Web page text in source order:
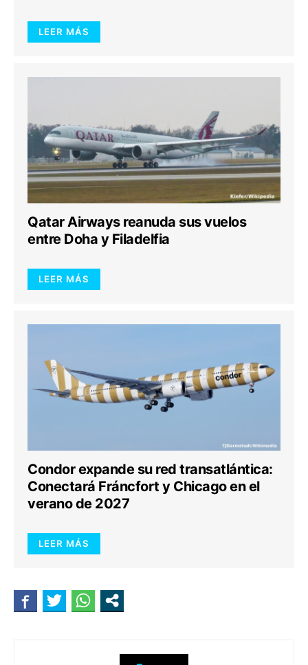
LEER MÁS
Qatar Airways reanuda sus vuelos
entre Doha y Filadelfia
LEER MÁS
Condor expande su red transatlántica:
Conectará Fráncfort y Chicago en el
verano de 2027
LEER MÁS